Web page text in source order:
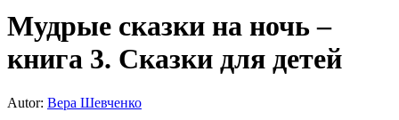
Мудрые сказки на ночь –
книга 3. Сказки для детей
Autor: Вера Шевченко